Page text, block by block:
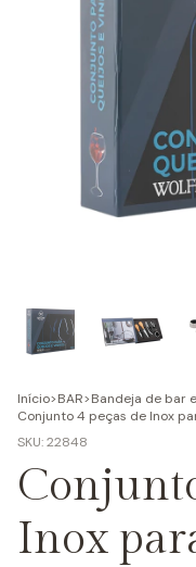
Início>BAR>Bandeja de bar
Conjunto 4 peças de Inox
SKU:22848
Inox